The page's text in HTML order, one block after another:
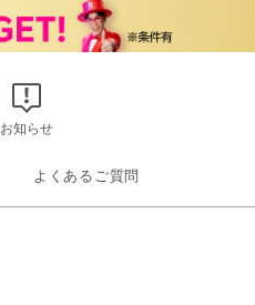
お知らせ
よくあるご質問